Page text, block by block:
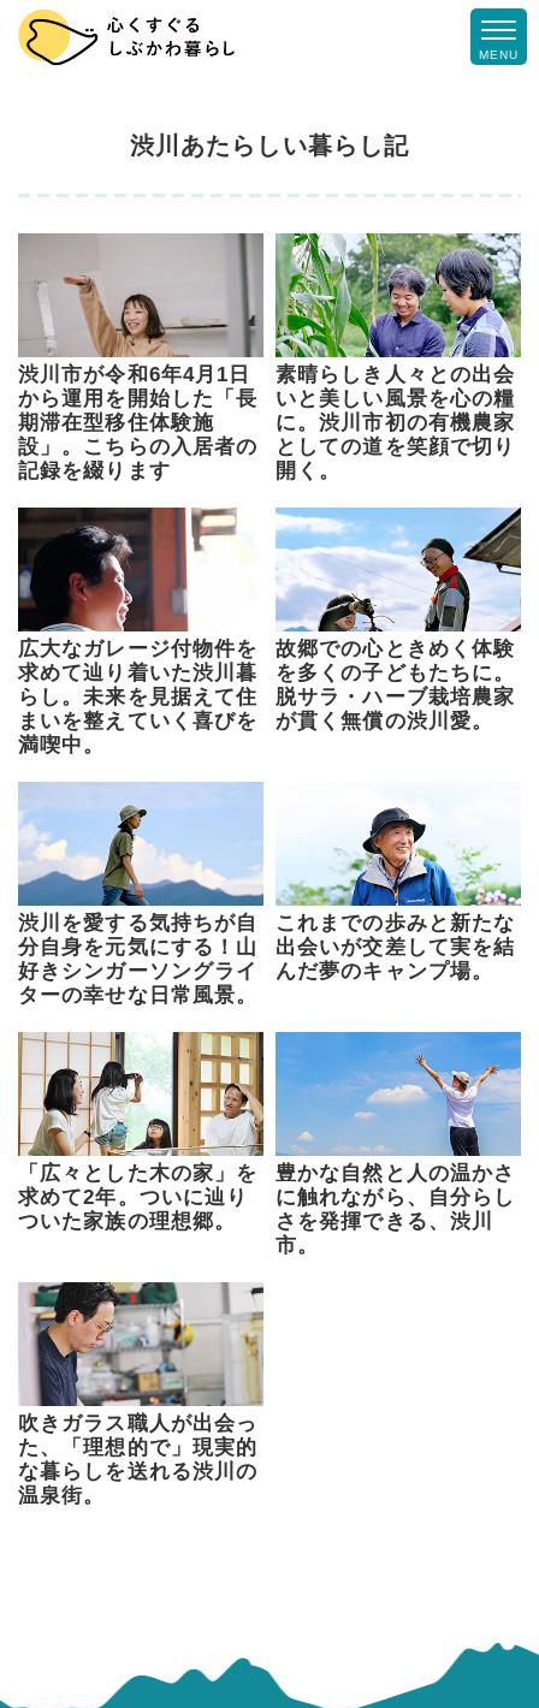
MENU
渋川あたらしい暮らし記
渋川市が令和6年4月1日
から運用を開始した「長
期滞在型移住体験施
設」。こちらの入居者の
記録を綴ります
素晴らしき人々との出会
いと美しい風景を心の糧
に。渋川市初の有機農家
としての道を笑顔で切り
開く。
広大なガレージ付物件を
求めて辿り着いた渋川暮
らし。未来を見据えて住
まいを整えていく喜びを
満喫中。
故郷での心ときめく体験
を多くの子どもたちに。
脱サラ・ハーブ栽培農家
が貫く無償の渋川愛。
渋川を愛する気持ちが自
分自身を元気にする！山
好きシンガーソングライ
ターの幸せな日常風景。
これまでの歩みと新たな
出会いが交差して実を結
んだ夢のキャンプ場。
「広々とした木の家」を
求めて2年。ついに辿り
ついた家族の理想郷。
豊かな自然と人の温かさ
に触れながら、自分らし
さを発揮できる、渋川
市。
吹きガラス職人が出会っ
た、「理想的で」現実的
な暮らしを送れる渋川の
温泉街。